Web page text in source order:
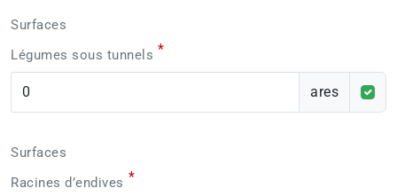
Surfaces
Légumes sous tunnels *
ares
Surfaces
Racines d’endives *